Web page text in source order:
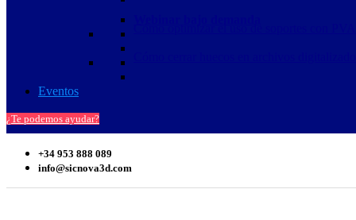
Eventos
¿Te podemos ayudar?
+34 953 888 089
info@sicnova3d.com